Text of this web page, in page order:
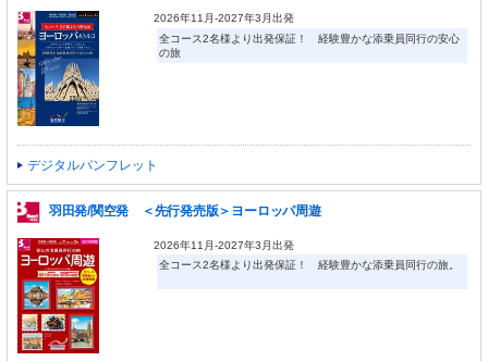
2026年11月-2027年3月出発
全コース2名様より出発保証！ 経験豊かな添乗員同行の安心
の旅
デジタルパンフレット
羽田発/関空発 ＜先行発売版＞ヨーロッパ周遊
2026年11月-2027年3月出発
全コース2名様より出発保証！ 経験豊かな添乗員同行の旅。